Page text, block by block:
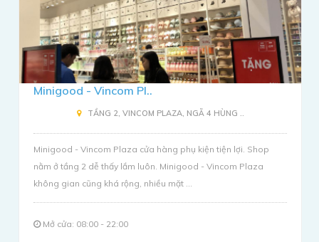
Minigood - Vincom Pl..
TẦNG 2, VINCOM PLAZA, NGÃ 4 HÙNG ..
Minigood - Vincom Plaza cửa hàng phụ kiện tiện lợi. Shop
nằm ở tầng 2 dễ thấy lắm luôn. Minigood - Vincom Plaza
không gian cũng khá rộng, nhiều mặt ...
Mở cửa: 08:00 - 22:00